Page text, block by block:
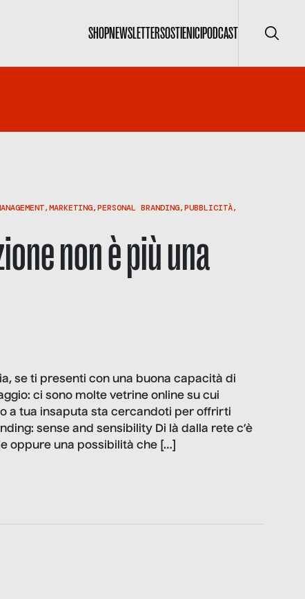
SHOPNEWSLETTERSOSTIENICIPODCAST Cerca
,MARKETING,PERSONAL BRANDING,PUBBLICITÀ,
non è più una
se ti presenti con una buona capacità di
ci sono molte vetrine online su cui
a tua insaputa sta cercandoti per offrirti
sense and sensibility Di là dalla rete c’è
oppure una possibilità che […]